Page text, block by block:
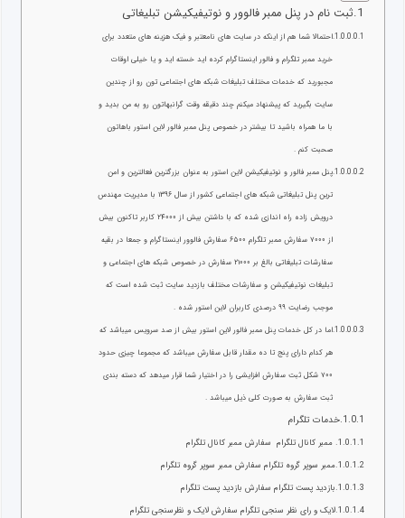
ثبت نام در پنل ممبر فالوور و نوتیفیکیشن تبلیغاتی
احتمالا شما هم از اینکه در سایت های نامعتبر و فیک هزینه های متعدد برای
خرید ممبر تلگرام و فالور اینستاگرام کرده اید خسته اید و یا خیلی اوقات
مجبورید که خدمات مختلف تبلیغات شبکه های اجتماعی تون رو از چندین
سایت بگیرید که پیشنهاد میکنم چند دقیقه وقت گرانبهاتون رو به من بدید و
با ما همراه باشید تا بیشتر در خصوص پنل ممبر فالور لاین استور باهاتون
صحبت کنم .
پنل ممبر فالور و نوتیفیکیشن لاین استور به عنوان بزرگترین فعالترین و امن
ترین پنل تبلیغاتی شبکه های اجتماعی کشور از سال ۱۳۹۶ با مدیریت مهندس
درویش زاده راه اندازی شده که با داشتن بیش از ۲۴۰۰۰ کاربر تاکنون بیش
از ۷۰۰۰ سفارش ممبر تلگرام ۶۵۰۰ سفارش فالوور اینستاگرام و جمعا در بقیه
سفارشات تبلیغاتی بالغ بر ۲۱۰۰۰ سفارش در خصوص شبکه های اجتماعی و
تبلیغات نوتیفیکیشن و سفارشات مختلف بازدید سایت ثبت شده است که
موجب رضایت ۹۹ درصدی کاربران لاین استور شده .
اما در کل خدمات پنل ممبر فالور لاین استور بیش از صد سرویس میباشد که
هر کدام دارای پنج تا ده مقدار قابل سفارش میباشد که مجموعا چیزی حدود
۷۰۰ شکل ثبت سفارش افزایشی را در اختیار شما قرار میدهد که دسته بندی
ثبت سفارش به صورت کلی ذیل میباشد .
خدمات تلگرام
ممبر کانال تلگرام سفارش ممبر کانال تلگرام
ممبر سوپر گروه تلگرام سفارش ممبر سوپر گروه تلگرام
بازدید پست تلگرام سفارش بازدید پست تلگرام
لایک و رای نظر سنجی تلگرام سفارش لایک و نظرسنجی تلگرام